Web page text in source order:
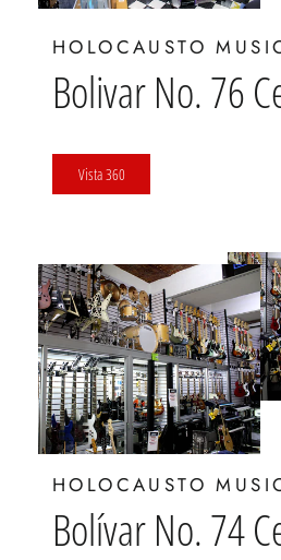
HOLOCAUSTO
Bolivar No. 76
Vista 360
HOLOCAUSTO
Bolívar No. 74